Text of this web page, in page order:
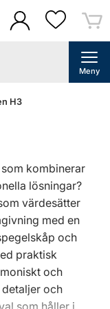
Meny
H3
kombinerar
lösningar?
värdesätter
med en
och
praktisk
och
och
som håller i